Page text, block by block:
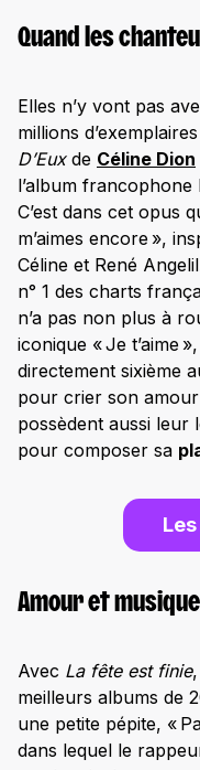
Quand les
Elles n’y vont pas
millions
D’Euxde Céline Dion
l’album
C’est dans cet opus
m’aimes encore »,
Céline et René
n° 1 des charts
n’a pas non plus à
iconique « Je t’aime
directement sixième
pour crier son
possèdent aussi leur
pour composer sa
Amour et
Avec La fête est finie,
meilleurs albums de
une petite pépite, «
dans lequel le